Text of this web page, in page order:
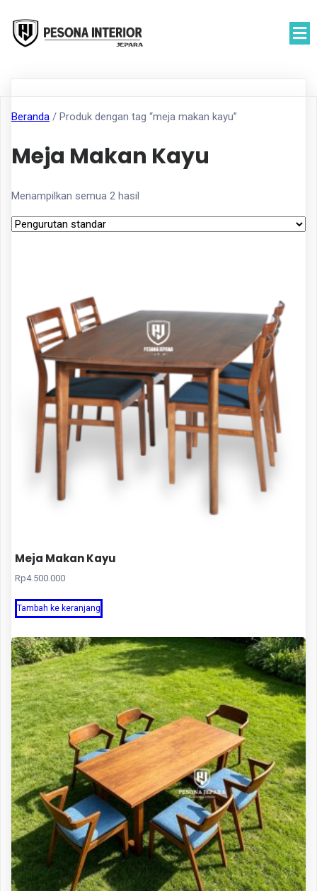
Beranda / Produk dengan tag “meja makan kayu”
Meja Makan Kayu
Menampilkan semua 2 hasil
Meja Makan Kayu
Rp4.500.000
Tambah ke keranjang